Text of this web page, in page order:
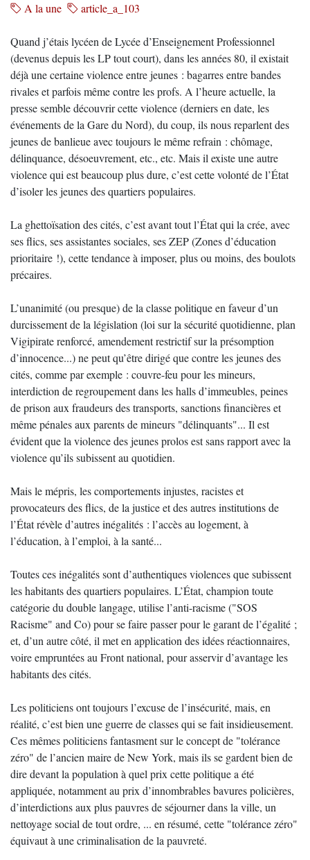
A la une article_a_103
Quand j’étais lycéen de Lycée d’Enseignement Professionnel
(devenus depuis les LP tout court), dans les années 80, il existait
déjà une certaine violence entre jeunes : bagarres entre bandes
rivales et parfois même contre les profs. A l’heure actuelle, la
presse semble découvrir cette violence (derniers en date, les
événements de la Gare du Nord), du coup, ils nous reparlent des
jeunes de banlieue avec toujours le même refrain : chômage,
délinquance, désoeuvrement, etc., etc. Mais il existe une autre
violence qui est beaucoup plus dure, c’est cette volonté de l’État
d’isoler les jeunes des quartiers populaires.
La ghettoïsation des cités, c’est avant tout l’État qui la crée, avec
ses flics, ses assistantes sociales, ses ZEP (Zones d’éducation
prioritaire !), cette tendance à imposer, plus ou moins, des boulots
précaires.
L’unanimité (ou presque) de la classe politique en faveur d’un
durcissement de la législation (loi sur la sécurité quotidienne, plan
Vigipirate renforcé, amendement restrictif sur la présomption
d’innocence...) ne peut qu’être dirigé que contre les jeunes des
cités, comme par exemple : couvre-feu pour les mineurs,
interdiction de regroupement dans les halls d’immeubles, peines
de prison aux fraudeurs des transports, sanctions financières et
même pénales aux parents de mineurs "délinquants"... Il est
évident que la violence des jeunes prolos est sans rapport avec la
violence qu’ils subissent au quotidien.
Mais le mépris, les comportements injustes, racistes et
provocateurs des flics, de la justice et des autres institutions de
l’État révèle d’autres inégalités : l’accès au logement, à
l’éducation, à l’emploi, à la santé...
Toutes ces inégalités sont d’authentiques violences que subissent
les habitants des quartiers populaires. L’État, champion toute
catégorie du double langage, utilise l’anti-racisme ("SOS
Racisme" and Co) pour se faire passer pour le garant de l’égalité ;
et, d’un autre côté, il met en application des idées réactionnaires,
voire empruntées au Front national, pour asservir d’avantage les
habitants des cités.
Les politiciens ont toujours l’excuse de l’insécurité, mais, en
réalité, c’est bien une guerre de classes qui se fait insidieusement.
Ces mêmes politiciens fantasment sur le concept de "tolérance
zéro" de l’ancien maire de New York, mais ils se gardent bien de
dire devant la population à quel prix cette politique a été
appliquée, notamment au prix d’innombrables bavures policières,
d’interdictions aux plus pauvres de séjourner dans la ville, un
nettoyage social de tout ordre, ... en résumé, cette "tolérance zéro"
équivaut à une criminalisation de la pauvreté.